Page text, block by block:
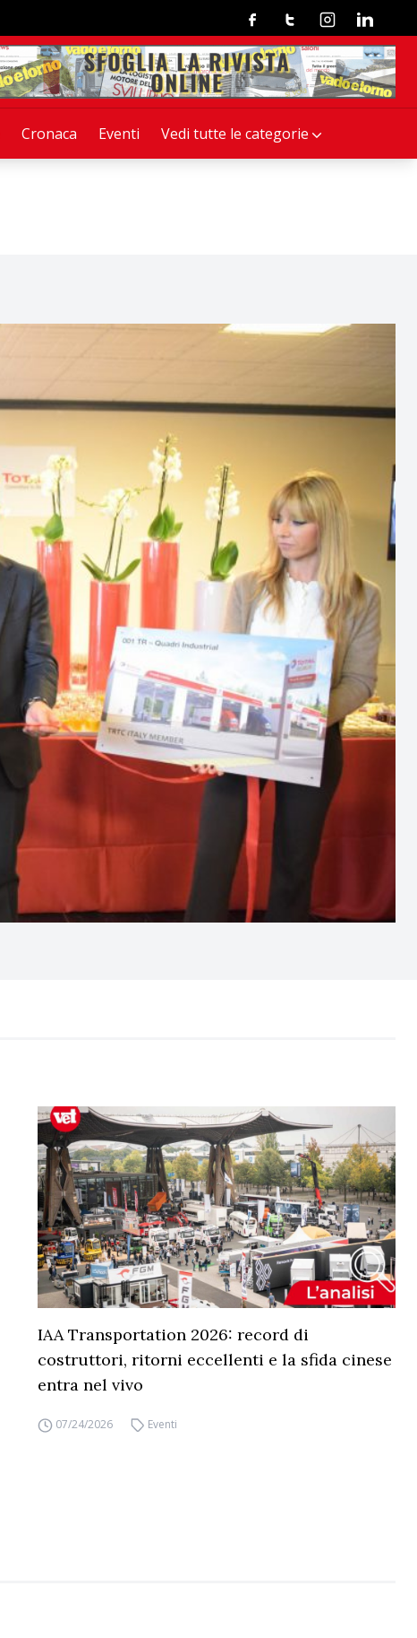
Cronaca Eventi Vedi tutte le categorie
FacebookTwitterInstagramLinkedin
IAA Transportation 2026: record di
costruttori, ritorni eccellenti e la sfida cinese
entra nel vivo
07/24/2026 Eventi